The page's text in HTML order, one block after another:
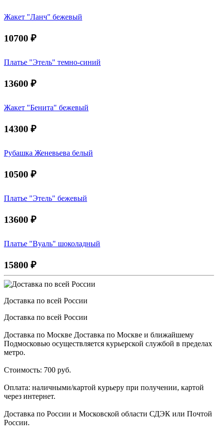
Жакет "Ланч" бежевый
10700 ₽
Платье "Этель" темно-синий
13600 ₽
Жакет "Бенита" бежевый
14300 ₽
Рубашка Женевьева белый
10500 ₽
Платье "Этель" бежевый
13600 ₽
Платье "Вуаль" шоколадный
15800 ₽
Доставка по всей России
Доставка по всей России
Доставка по Москве Доставка по Москве и ближайшему
Подмосковью осуществляется курьерской службой в пределах
метро.
Стоимость: 700 руб.
Оплата: наличными/картой курьеру при получении, картой
через интернет.
Доставка по России и Московской области СДЭК или Почтой
России.